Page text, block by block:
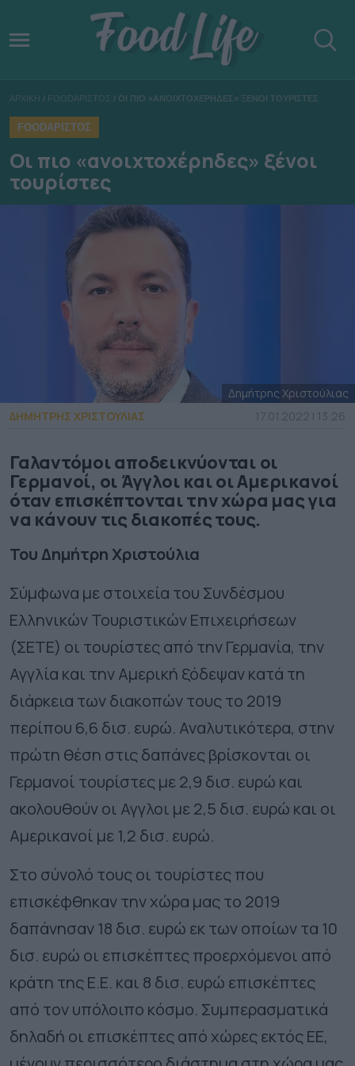
ΑΡΧΙΚΗ / FOODΑΡΙΣΤΟΣ / ΟΙ ΠΙΟ «ΑΝΟΙΧΤΟΧΕΡΗΔΕΣ» ΞΕΝΟΙ ΤΟΥΡΙΣΤΕΣ
FOODΑΡΙΣΤΟΣ
Οι πιο «ανοιχτοχέρηδες» ξένοι
τουρίστες
Δημήτρης Χριστούλιας
ΔΗΜΗΤΡΗΣ ΧΡΙΣΤΟΥΛΙΑΣ
17.01.2022 | 13:26
Γαλαντόμοι αποδεικνύονται οι
Γερμανοί, οι Άγγλοι και οι Αμερικανοί
όταν επισκέπτονται την χώρα μας για
να κάνουν τις διακοπές τους.
Του Δημήτρη Χριστούλια
Σύμφωνα με στοιχεία του Συνδέσμου
Ελληνικών Τουριστικών Επιχειρήσεων
(ΣΕΤΕ) οι τουρίστες από την Γερμανία, την
Αγγλία και την Αμερική ξόδεψαν κατά τη
διάρκεια των διακοπών τους το 2019
περίπου 6,6 δισ. ευρώ. Αναλυτικότερα, στην
πρώτη θέση στις δαπάνες βρίσκονται οι
Γερμανοί τουρίστες με 2,9 δισ. ευρώ και
ακολουθούν οι Αγγλοι με 2,5 δισ. ευρώ και οι
Αμερικανοί με 1,2 δισ. ευρώ.
Στο σύνολό τους οι τουρίστες που
επισκέφθηκαν την χώρα μας το 2019
δαπάνησαν 18 δισ. ευρώ εκ των οποίων τα 10
δισ. ευρώ οι επισκέπτες προερχόμενοι από
κράτη της Ε.Ε. και 8 δισ. ευρώ επισκέπτες
από τον υπόλοιπο κόσμο. Συμπερασματικά
δηλαδή οι επισκέπτες από χώρες εκτός ΕΕ,